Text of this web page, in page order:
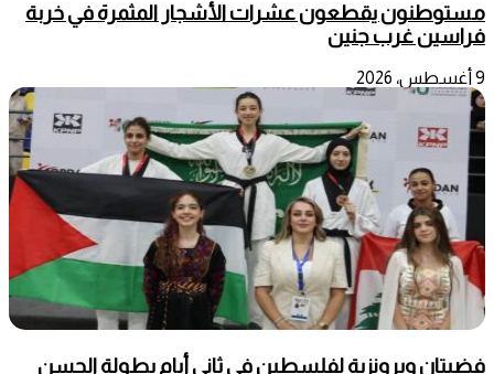
مستوطنون يقطعون عشرات الأشجار المثمرة في خربة
فراسين غرب جنين
9 أغسطس، 2026
فضيتان وبرونزية لفلسطين في ثاني أيام بطولة الحسن